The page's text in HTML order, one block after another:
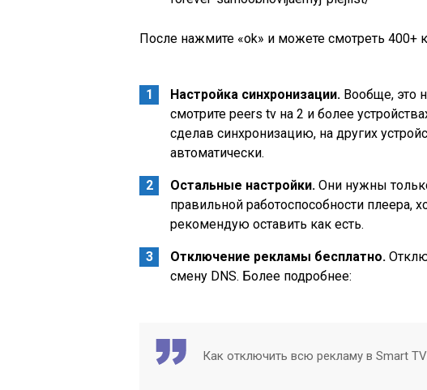
После нажмите «ok» и можете смотреть 400+
Настройка синхронизации. Вообще, это
смотрите peers tv на 2 и более
сделав синхронизацию, на других
автоматически.
Остальные настройки. Они нужны
правильной работоспособности плеера,
рекомендую оставить как есть.
Отключение рекламы бесплатно.
смену DNS. Более подробнее:
Как отключить всю рекламу в Smart TV